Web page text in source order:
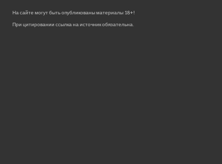
На сайте могут быть опубликованы материалы 18+!
При цитировании ссылка на источник обязательна.